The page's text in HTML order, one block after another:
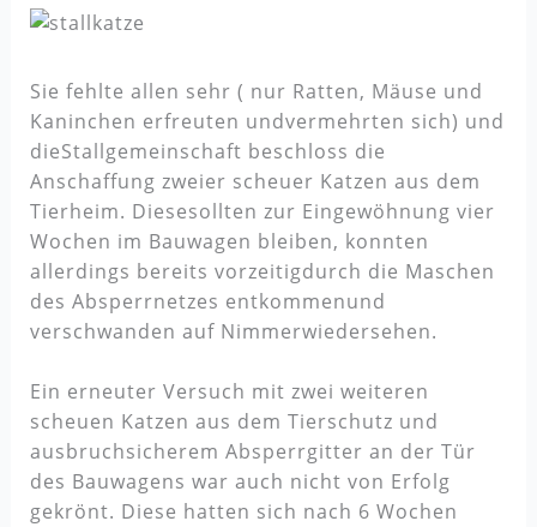
Sie fehlte allen sehr ( nur Ratten, Mäuse und
Kaninchen erfreuten undvermehrten sich) und
dieStallgemeinschaft beschloss die
Anschaffung zweier scheuer Katzen aus dem
Tierheim. Diesesollten zur Eingewöhnung vier
Wochen im Bauwagen bleiben, konnten
allerdings bereits vorzeitigdurch die Maschen
des Absperrnetzes entkommenund
verschwanden auf Nimmerwiedersehen.
Ein erneuter Versuch mit zwei weiteren
scheuen Katzen aus dem Tierschutz und
ausbruchsicherem Absperrgitter an der Tür
des Bauwagens war auch nicht von Erfolg
gekrönt. Diese hatten sich nach 6 Wochen